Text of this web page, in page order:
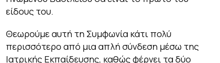
είδους του.
Θεωρούμε αυτή τη Συμφωνία κάτι πολύ
περισσότερο από μια απλή σύνδεση μέσω της
Ιατρικής Εκπαίδευσης, καθώς φέρνει τα δύο